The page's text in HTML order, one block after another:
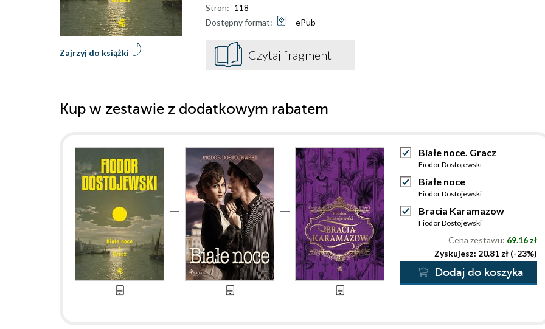
Zajrzyj do książki
Stron: 118
Dostępny format:
ePub
Czytaj fragment
Kup w zestawie z dodatkowym rabatem
Białe noce. Gracz
Fiodor Dostojewski
Białe noce
Fiodor Dostojewski
Bracia Karamazow
Fiodor Dostojewski
Cena zestawu: 69.16 zł
Zyskujesz: 20.81 zł (-23%)
Dodaj do koszyka